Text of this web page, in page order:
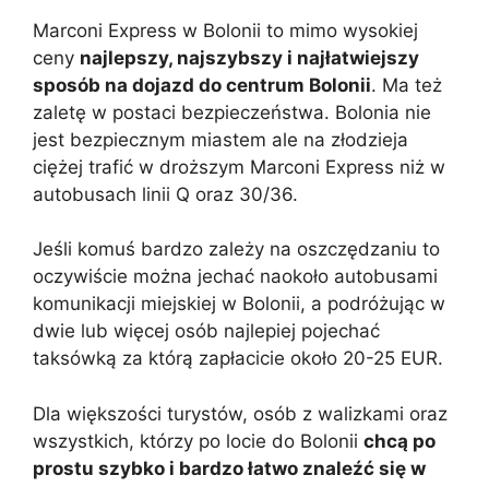
Marconi Express w Bolonii to mimo wysokiej
ceny najlepszy, najszybszy i najłatwiejszy
sposób na dojazd do centrum Bolonii. Ma też
zaletę w postaci bezpieczeństwa. Bolonia nie
jest bezpiecznym miastem ale na złodzieja
ciężej trafić w droższym Marconi Express niż w
autobusach linii Q oraz 30/36.
Jeśli komuś bardzo zależy na oszczędzaniu to
oczywiście można jechać naokoło autobusami
komunikacji miejskiej w Bolonii, a podróżując w
dwie lub więcej osób najlepiej pojechać
taksówką za którą zapłacicie około 20-25 EUR.
Dla większości turystów, osób z walizkami oraz
wszystkich, którzy po locie do Bolonii chcą po
prostu szybko i bardzo łatwo znaleźć się w